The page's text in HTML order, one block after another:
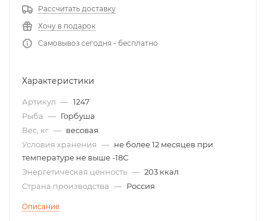
Рассчитать доставку
Хочу в подарок
Самовывоз сегодня - бесплатно
Характеристики
Артикул — 1247
Рыба — Горбуша
Вес, кг — весовая
Условия хранения — не более 12 месяцев при
температуре не выше -18С
Энергетическая ценность — 203 ккал
Страна производства — Россия
Описание